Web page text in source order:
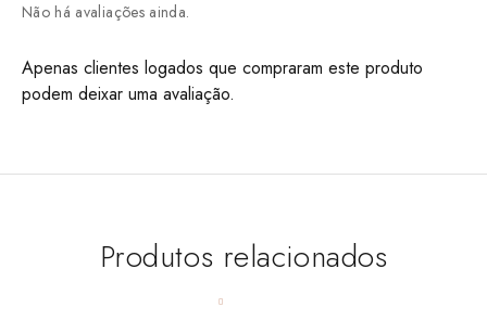
Não há avaliações ainda.
Apenas clientes logados que compraram este produto
podem deixar uma avaliação.
Produtos relacionados